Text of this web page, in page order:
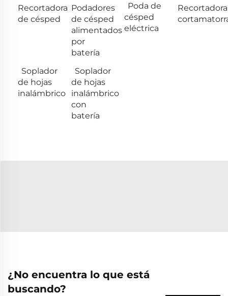
Recortadora
de césped
Podadores
de césped
alimentados
por
batería
Poda de
césped
eléctrica
Recortadora
Soplador
de hojas
inalámbrico
Soplador
de hojas
inalámbrico
con
batería
¿No encuentra lo que está
buscando?